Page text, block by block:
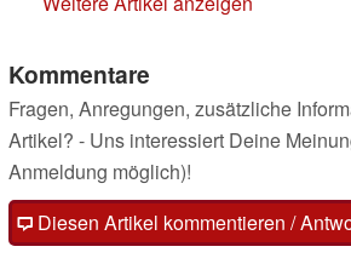
Kommentare
Fragen, Anregungen, zusätzliche
Artikel? - Uns interessiert Deine
Anmeldung möglich)!
Diesen Artikel kommentieren /